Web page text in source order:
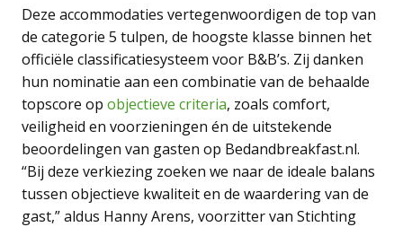
Deze accommodaties vertegenwoordigen de top van
de categorie 5 tulpen, de hoogste klasse binnen het
officiële classificatiesysteem voor B&B’s. Zij danken
hun nominatie aan een combinatie van de behaalde
topscore op objectieve criteria, zoals comfort,
veiligheid en voorzieningen én de uitstekende
beoordelingen van gasten op Bedandbreakfast.nl.
“Bij deze verkiezing zoeken we naar de ideale balans
tussen objectieve kwaliteit en de waardering van de
gast,” aldus Hanny Arens, voorzitter van Stichting